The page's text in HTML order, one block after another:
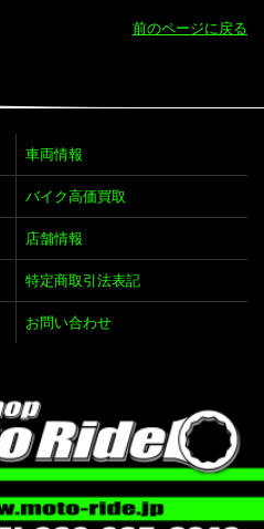
前のページに戻る
車両情報
バイク高価買取
店舗情報
特定商取引法表記
お問い合わせ